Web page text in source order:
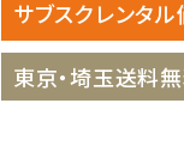
サブスクレンタ
東京・埼玉送料